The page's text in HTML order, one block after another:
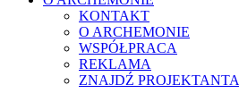
KONTAKT
O ARCHEMONIE
WSPÓŁPRACA
REKLAMA
ZNAJDŹ PROJEKTANTA